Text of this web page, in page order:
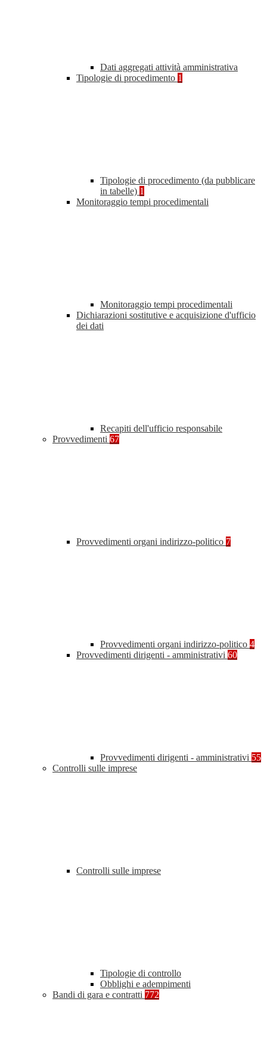
Dati aggregati attività amministrativa
Tipologie di procedimento 1
Tipologie di procedimento (da pubblicare
in tabelle) 1
Monitoraggio tempi procedimentali
Monitoraggio tempi procedimentali
Dichiarazioni sostitutive e acquisizione d'ufficio
dei dati
Recapiti dell'ufficio responsabile
Provvedimenti 67
Provvedimenti organi indirizzo-politico 7
Provvedimenti organi indirizzo-politico 4
Provvedimenti dirigenti - amministrativi 60
Provvedimenti dirigenti - amministrativi 55
Controlli sulle imprese
Controlli sulle imprese
Tipologie di controllo
Obblighi e adempimenti
Bandi di gara e contratti 772